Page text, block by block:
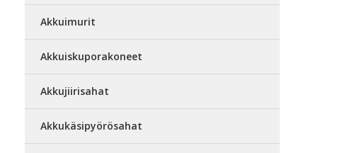
Akkuimurit
Akkuiskuporakoneet
Akkujiirisahat
Akkukäsipyörösahat